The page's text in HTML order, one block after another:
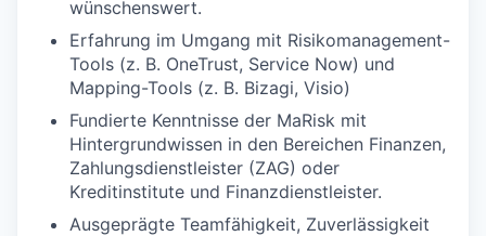
wünschenswert.
Erfahrung im Umgang mit Risikomanagement-
Tools (z. B. OneTrust, Service Now) und
Mapping-Tools (z. B. Bizagi, Visio)
Fundierte Kenntnisse der MaRisk mit
Hintergrundwissen in den Bereichen Finanzen,
Zahlungsdienstleister (ZAG) oder
Kreditinstitute und Finanzdienstleister.
Ausgeprägte Teamfähigkeit, Zuverlässigkeit